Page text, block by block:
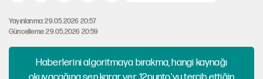
Yayınlanma: 29.05.2026 20:57
Güncelleme: 29.05.2026 20:59
Haberlerini algoritmaya bırakma, hangi kaynağı